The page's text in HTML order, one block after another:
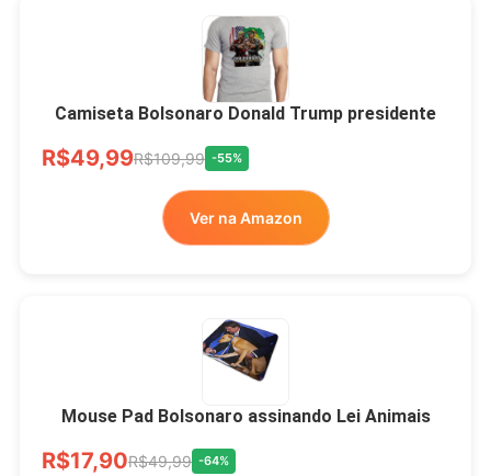
Camiseta Bolsonaro Donald Trump presidente
R$49,99R$109,99 -55%
Ver na Amazon
Mouse Pad Bolsonaro assinando Lei Animais
R$17,90R$49,99 -64%